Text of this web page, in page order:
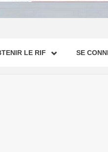
LE RIF SE